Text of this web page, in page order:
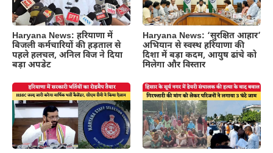
Haryana News: हरियाणा में
बिजली कर्मचारियों की हड़ताल से
पहले हलचल, अनिल विज ने दिया
बड़ा अपडेट
Haryana News: ‘सुरक्षित आहार’
अभियान से स्वस्थ हरियाणा की
दिशा में बड़ा कदम, आयुष ढांचे को
मिलेगा और विस्तार